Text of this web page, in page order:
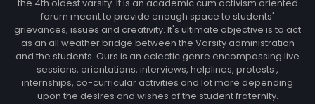
the 4th oldest varsity. It is an academic cum activism oriented
forum meant to provide enough space to students'
grievances, issues and creativity. It's ultimate objective is to act
as an all weather bridge between the Varsity administration
and the students. Ours is an eclectic genre encompassing live
sessions, orientations, interviews, helplines, protests ,
internships, co-curricular activities and lot more depending
upon the desires and wishes of the student fraternity.